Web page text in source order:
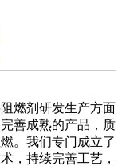
燃剂研发生产方面
善成熟的产品，质
。我们专门成立了
，持续完善工艺，